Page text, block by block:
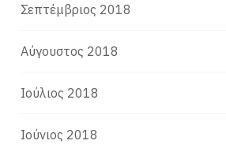
Σεπτέμβριος 2018
Αύγουστος 2018
Ιούλιος 2018
Ιούνιος 2018